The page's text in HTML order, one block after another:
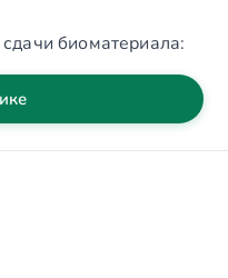
биоматериала: